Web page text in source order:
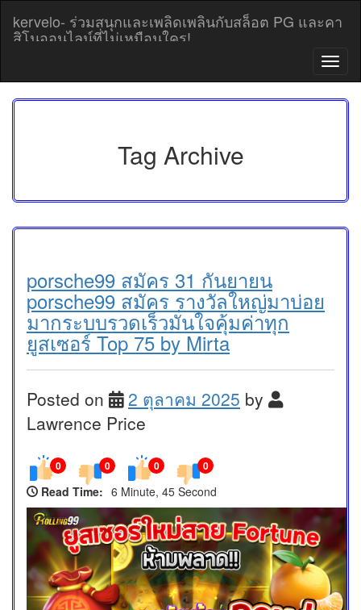
content
kervelo- ร่วมสนุกและเพลิดเพลินกับสล็อต PG และคา
สิโนออนไลน์ที่ไม่เหมือนใคร!
T
o
g
g
Tag Archive
porsche99 สมัคร 31 กันยายน
porsche99 สมัคร รางวัลใหญ่มาบ่อย
มากระบบรวดเร็วมั่นใจคุ้มค่าทุก
ยูสเซอร์ Top 75 by Mirta
Posted on 2 ตุลาคม 2025 by
Lawrence Price
0 0 0 0
Read Time: 6 Minute, 45 Second